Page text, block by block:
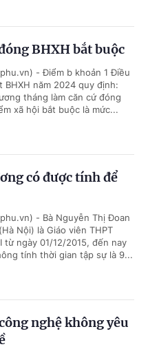
BHXH bắt buộc
- Điểm b khoản 1 Điều
BHXH năm 2024 quy định:
tháng làm căn cứ đóng
xã hội bắt buộc là mức...
có được tính để
- Bà Nguyễn Thị Đoan
Nội) là Giáo viên THPT
từ ngày 01/12/2015, đến nay
tính thời gian tập sự là 9...
nghệ không yêu